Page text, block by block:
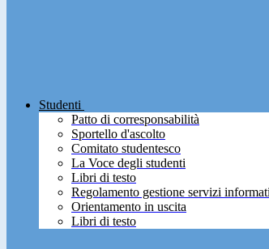
Studenti
Patto di corresponsabilità
Sportello d'ascolto
Comitato studentesco
La Voce degli studenti
Libri di testo
Regolamento gestione servizi
Orientamento in uscita
Libri di testo